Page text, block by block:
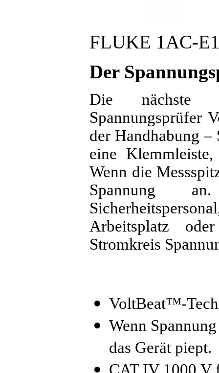
FLUKE 1AC-
Der
Die nächste
der Handhabung –
eine
Wenn die
Spannung
Arbeitsplatz
Stromkreis
VoltBeat™-
Wenn
das Gerät piept.